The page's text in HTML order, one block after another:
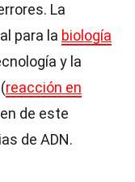
La
para la biología
y la
(reacción en
de este
de ADN.